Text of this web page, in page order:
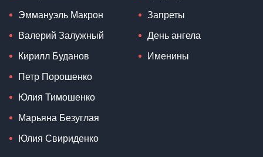
Эммануэль Макрон
Валерий Залужный
Кирилл Буданов
Петр Порошенко
Юлия Тимошенко
Марьяна Безуглая
Юлия Свириденко
Запреты
День ангела
Именины